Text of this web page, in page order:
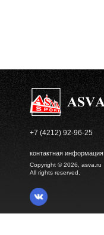
+7 (4212) 92-96-25
контактная информация
Copyright © 2026, asva.ru
All rights reserved.